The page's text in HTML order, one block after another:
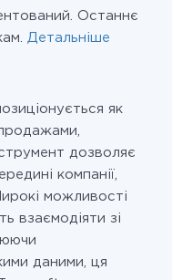
Останнє
Детальніше
як
дозволяє
компанії,
можливості
взаємодіяти зі
даними, ця